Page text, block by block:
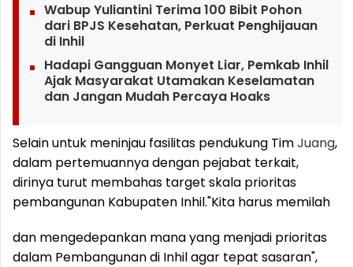
Wabup Yuliantini Terima 100 Bibit Pohon
dari BPJS Kesehatan, Perkuat Penghijauan
di Inhil
Hadapi Gangguan Monyet Liar, Pemkab Inhil
Ajak Masyarakat Utamakan Keselamatan
dan Jangan Mudah Percaya Hoaks
Selain untuk meninjau fasilitas pendukung TimJuang,
dalam pertemuannya dengan pejabat terkait,
dirinya turut membahas target skala prioritas
pembangunan Kabupaten Inhil."Kita harus memilah
dan mengedepankan mana yang menjadi prioritas
dalam Pembangunan di Inhil agar tepat sasaran",